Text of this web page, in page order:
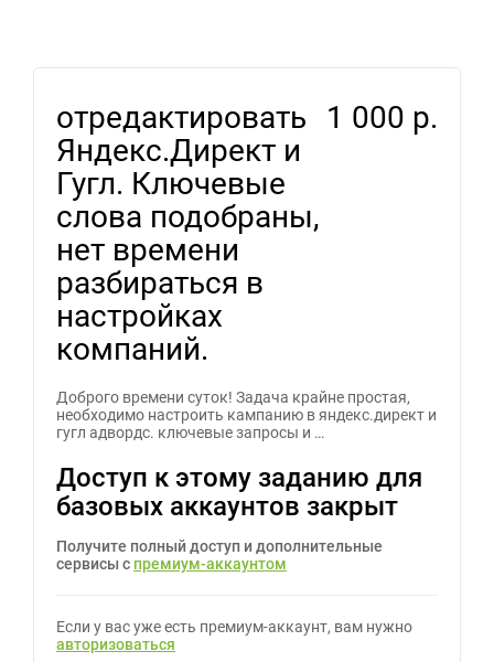
отредактировать
Яндекс.Директ и
Гугл. Ключевые
слова подобраны,
нет времени
разбираться в
настройках
компаний.
1 000 р.
Доброго времени суток! Задача крайне простая,
необходимо настроить кампанию в яндекс.директ и
гугл адвордс. ключевые запросы и …
Доступ к этому заданию для
базовых аккаунтов закрыт
Получите полный доступ и дополнительные
сервисы с премиум-аккаунтом
Если у вас уже есть премиум-аккаунт, вам нужно
авторизоваться